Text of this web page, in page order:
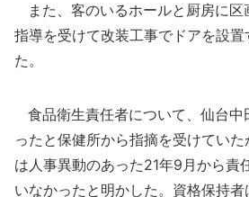
また、客のいるホールと厨房に区
指導を受けて改装工事でドアを設
た。
食品衛生責任者について、仙台中
ったと保健所から指摘を受けてい
は人事異動のあった21年9月から責
いなかったと明かした。資格保持